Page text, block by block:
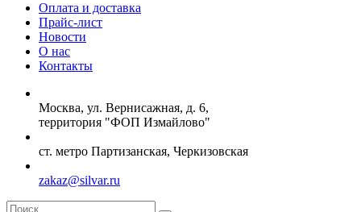
Оплата и доставка
Прайс-лист
Новости
О нас
Контакты
Москва, ул. Вернисажная, д. 6,
территория "ФОП Измайлово"
ст. метро Партизанская, Черкизовская
zakaz@silvar.ru